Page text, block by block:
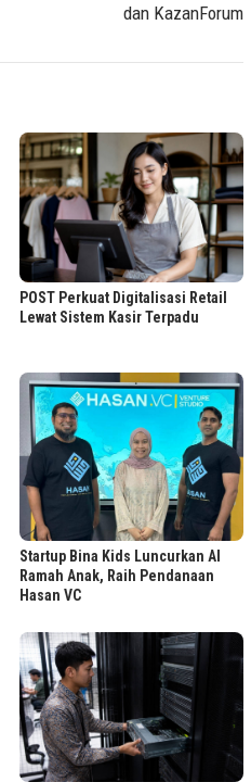
dan KazanForum
POST Perkuat Digitalisasi Retail
Lewat Sistem Kasir Terpadu
Startup Bina Kids Luncurkan AI
Ramah Anak, Raih Pendanaan
Hasan VC